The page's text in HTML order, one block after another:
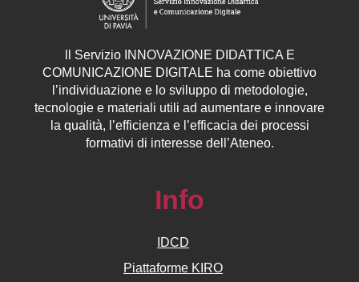
Servizio INNOVAZIONE DIDATTICA E
COMUNICAZIONE DIGITALE ha come obiettivo
l’individuazione e lo sviluppo di metodologie,
tecnologie e materiali utili ad aumentare e innovare
la qualità, l’efficienza e l’efficacia dei processi
formativi di interesse dell’Ateneo.
Info
IDCD
Piattaforme KIRO